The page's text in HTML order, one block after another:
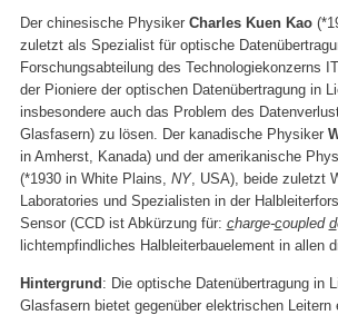
Der chinesische Physiker Charles Kuen Kao
zuletzt als Spezialist für optische
Forschungsabteilung des Technologiekonzerns
der Pioniere der optischen Datenübertragung in
insbesondere auch das Problem des
Glasfasern) zu lösen. Der kanadische Physiker
in Amherst, Kanada) und der amerikanische
(*1930 in White Plains, NY, USA), beide zuletzt
Laboratories und Spezialisten in der
Sensor (CCD ist Abkürzung für: charge-coupled d
lichtempfindliches Halbleiterbauelement in allen
Hintergrund: Die optische Datenübertragung in
Glasfasern bietet gegenüber elektrischen Leitern